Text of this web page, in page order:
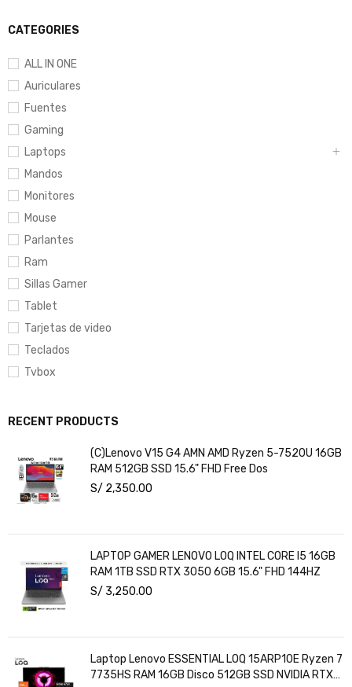
CATEGORIES
ALL IN ONE
Auriculares
Fuentes
Gaming
Laptops
Mandos
Monitores
Mouse
Parlantes
Ram
Sillas Gamer
Tablet
Tarjetas de video
Teclados
Tvbox
RECENT PRODUCTS
(C)Lenovo V15 G4 AMN AMD Ryzen 5-7520U 16GB
RAM 512GB SSD 15.6" FHD Free Dos
S/ 2,350.00
LAPTOP GAMER LENOVO LOQ INTEL CORE I5 16GB
RAM 1TB SSD RTX 3050 6GB 15.6" FHD 144HZ
S/ 3,250.00
Laptop Lenovo ESSENTIAL LOQ 15ARP10E Ryzen 7
7735HS RAM 16GB Disco 512GB SSD NVIDIA RTX